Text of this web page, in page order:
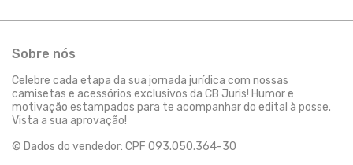
Sobre nós
Celebre cada etapa da sua jornada jurídica com nossas
camisetas e acessórios exclusivos da CB Juris! Humor e
motivação estampados para te acompanhar do edital à posse.
Vista a sua aprovação!
© Dados do vendedor: CPF 093.050.364-30